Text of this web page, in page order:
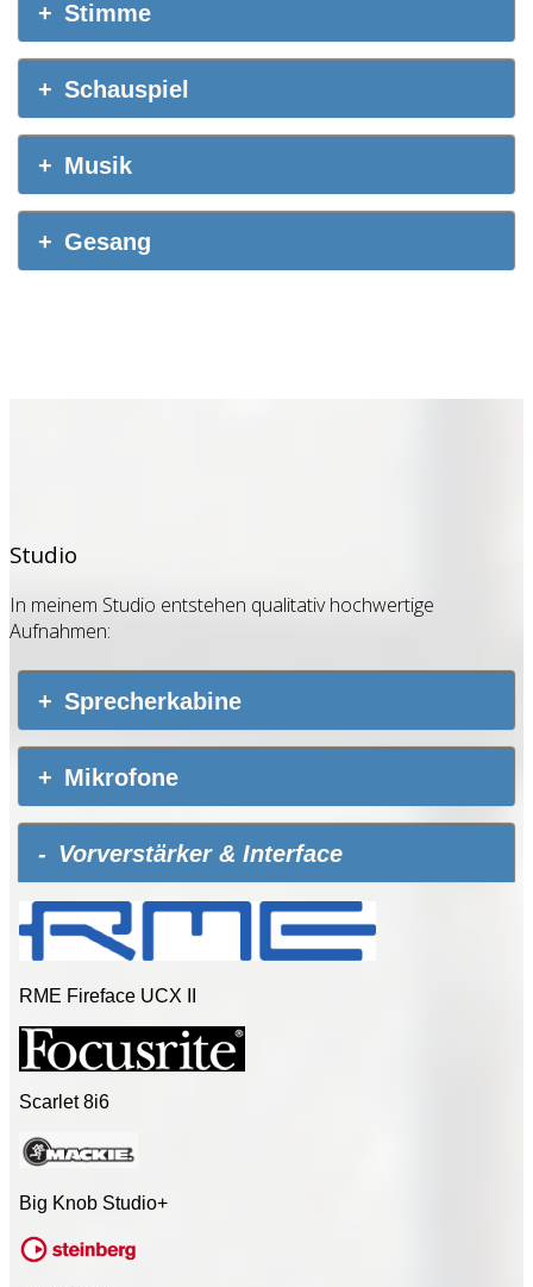
Stimme
Schauspiel
Musik
Gesang
Studio
In meinem Studio entstehen qualitativ hochwertige
Aufnahmen:
Sprecherkabine
Mikrofone
Vorverstärker & Interface
RME Fireface UCX II
Scarlet 8i6
Big Knob Studio+